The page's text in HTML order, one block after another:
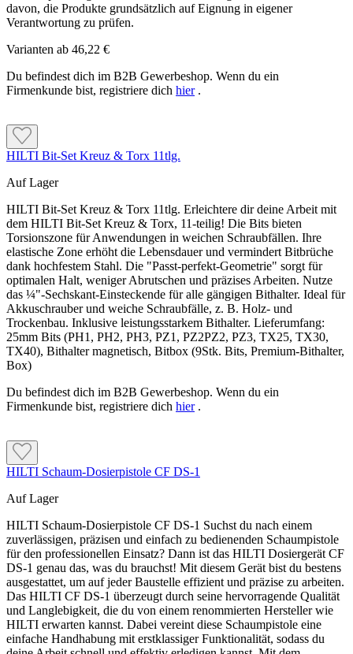
davon, die Produkte grundsätzlich auf Eignung in eigener
Verantwortung zu prüfen.
Varianten ab 46,22 €
Du befindest dich im B2B Gewerbeshop. Wenn du ein
Firmenkunde bist, registriere dich hier.
HILTI Bit-Set Kreuz & Torx 11tlg.
Auf Lager
HILTI Bit-Set Kreuz & Torx 11tlg. Erleichtere dir deine Arbeit mit
dem HILTI Bit-Set Kreuz & Torx, 11-teilig! Die Bits bieten
Torsionszone für Anwendungen in weichen Schraubfällen. Ihre
elastische Zone erhöht die Lebensdauer und vermindert Bitbrüche
dank hochfestem Stahl. Die "Passt-perfekt-Geometrie" sorgt für
optimalen Halt, weniger Abrutschen und präzises Arbeiten. Nutze
das ¼"-Sechskant-Einsteckende für alle gängigen Bithalter. Ideal für
Akkuschrauber und weiche Schraubfälle, z. B. Holz- und
Trockenbau. Inklusive leistungsstarkem Bithalter. Lieferumfang:
25mm Bits (PH1, PH2, PH3, PZ1, PZ2PZ2, PZ3, TX25, TX30,
TX40), Bithalter magnetisch, Bitbox (9Stk. Bits, Premium-Bithalter,
Box)
Du befindest dich im B2B Gewerbeshop. Wenn du ein
Firmenkunde bist, registriere dich hier.
HILTI Schaum-Dosierpistole CF DS-1
Auf Lager
HILTI Schaum-Dosierpistole CF DS-1 Suchst du nach einem
zuverlässigen, präzisen und einfach zu bedienenden Schaumpistole
für den professionellen Einsatz? Dann ist das HILTI Dosiergerät CF
DS-1 genau das, was du brauchst! Mit diesem Gerät bist du bestens
ausgestattet, um auf jeder Baustelle effizient und präzise zu arbeiten.
Das HILTI CF DS-1 überzeugt durch seine hervorragende Qualität
und Langlebigkeit, die du von einem renommierten Hersteller wie
HILTI erwarten kannst. Dabei vereint diese Schaumpistole eine
einfache Handhabung mit erstklassiger Funktionalität, sodass du